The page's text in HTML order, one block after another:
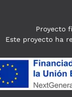
Proyecto
Este proyecto ha